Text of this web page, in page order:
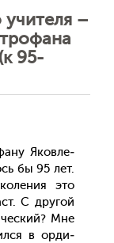
–
95-
Яков­ле­
бы 95 лет.
это
С дру­гой
Мне
в ор­ди­